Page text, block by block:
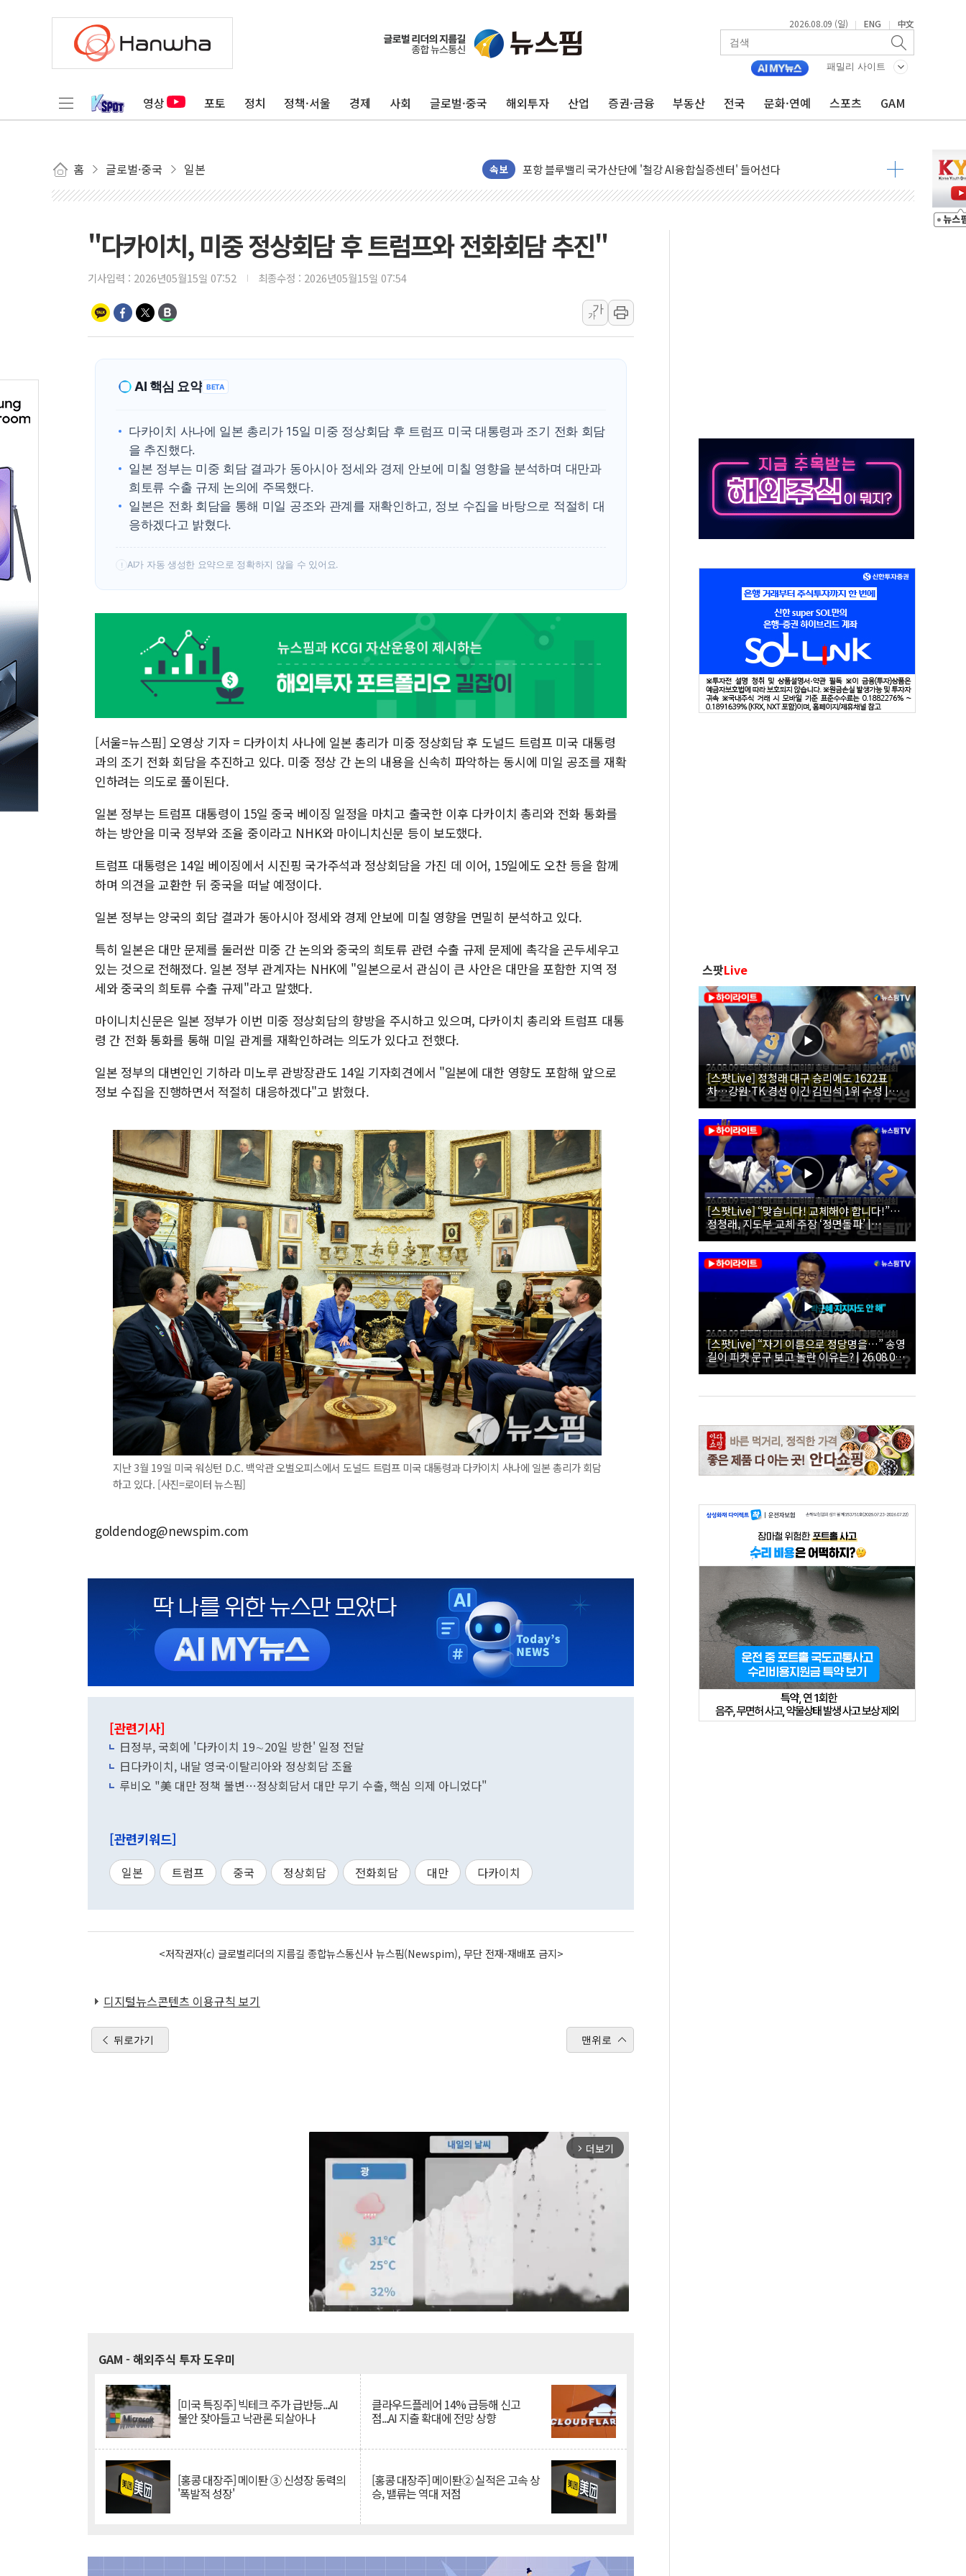
2026.08.09 (일) | ENG | 中文
패밀리 사이트
영상 포토 정치 정책·서울 경제 사회 글로벌·중국 해외투자 산업 증권·금융 부동산 전국 문화·연예 스포츠 GAM
홈 글로벌·중국 일본 속보
125mm 폭우 쏟아진 울진...'두천~하당'·'올미골교' 차량 통행 선제 제한
평택 진위면 공장서 질식사고 발생…작업자 1명 숨져
상주 낙동강 선착장 하류서 50대 숨진 채 발견...경찰, 조사 중
[종합] 김민석, 정청래에 누적 1.48%p 차 선두 유지...金 46.01% vs 鄭 44.53%
인천서 말다툼 중 어머니 살해 10대 구속…범행 후 반려견도 죽여
김민석, 강원·대구·경북 경선서 정청래에 승리…金 48.54% vs 鄭 44.40%
[속보] 민주, 경북 경선 결과 발표...김민석 47.37% 정청래 45.71% 송영길 6.92%
[속보] 민주, 대구 경선 결과 발표...정청래 47.82% 김민석 46.35% 송영길 5.83%
[속보] 민주, 강원 경선 결과 발표...김민석 50.30% 정청래 41.94% 송영길 7.76%
정재헌 CEO, SKT 장기고객 400명 맞이…"마음 잇는 시간 되길"
인천시 광복절 현수막 '태극기 거꾸로' 논란…이틀만에 철거
홈플러스發 대형마트 판매, 역대 최대폭 감소한 9.4%↓…유통업계 양극화 심화
윤준병·이해민 의원, '정부 특사'로 콜롬비아 대통령 취임식 참석
'호우·산사태 주의보' 울진 시간당 30mm 강한 비...호우 피해 없어
"다카이치, 미중 정상회담 후 트럼프와 전화회담 추진"
기사입력 : 2026년05월15일 07:52 최종수정 : 2026년05월15일 07:54
가
가
AI 핵심 요약 BETA
다카이치 사나에 일본 총리가 15일 미중 정상회담 후 트럼프 미국 대통령과 조기 전화 회담
을 추진했다.
일본 정부는 미중 회담 결과가 동아시아 정세와 경제 안보에 미칠 영향을 분석하며 대만과
희토류 수출 규제 논의에 주목했다.
일본은 전화 회담을 통해 미일 공조와 관계를 재확인하고, 정보 수집을 바탕으로 적절히 대
응하겠다고 밝혔다.
! AI가 자동 생성한 요약으로 정확하지 않을 수 있어요.
[서울=뉴스핌] 오영상 기자 = 다카이치 사나에 일본 총리가 미중 정상회담 후 도널드 트럼프 미국 대통령
과의 조기 전화 회담을 추진하고 있다. 미중 정상 간 논의 내용을 신속히 파악하는 동시에 미일 공조를 재확
인하려는 의도로 풀이된다.
일본 정부는 트럼프 대통령이 15일 중국 베이징 일정을 마치고 출국한 이후 다카이치 총리와 전화 통화를
하는 방안을 미국 정부와 조율 중이라고 NHK와 마이니치신문 등이 보도했다.
트럼프 대통령은 14일 베이징에서 시진핑 국가주석과 정상회담을 가진 데 이어, 15일에도 오찬 등을 함께
하며 의견을 교환한 뒤 중국을 떠날 예정이다.
일본 정부는 양국의 회담 결과가 동아시아 정세와 경제 안보에 미칠 영향을 면밀히 분석하고 있다.
특히 일본은 대만 문제를 둘러싼 미중 간 논의와 중국의 희토류 관련 수출 규제 문제에 촉각을 곤두세우고
있는 것으로 전해졌다. 일본 정부 관계자는 NHK에 "일본으로서 관심이 큰 사안은 대만을 포함한 지역 정
세와 중국의 희토류 수출 규제"라고 말했다.
마이니치신문은 일본 정부가 이번 미중 정상회담의 향방을 주시하고 있으며, 다카이치 총리와 트럼프 대통
령 간 전화 통화를 통해 미일 관계를 재확인하려는 의도가 있다고 전했다.
일본 정부의 대변인인 기하라 미노루 관방장관도 14일 기자회견에서 "일본에 대한 영향도 포함해 앞으로
정보 수집을 진행하면서 적절히 대응하겠다"고 밝혔다.
지난 3월 19일 미국 워싱턴 D.C. 백악관 오벌오피스에서 도널드 트럼프 미국 대통령과 다카이치 사나에 일본 총리가 회담
하고 있다. [사진=로이터 뉴스핌]
goldendog@newspim.com
[관련기사]
日정부, 국회에 '다카이치 19∼20일 방한' 일정 전달
日다카이치, 내달 영국·이탈리아와 정상회담 조율
루비오 "美 대만 정책 불변…정상회담서 대만 무기 수출, 핵심 의제 아니었다"
[관련키워드]
일본 트럼프 중국 정상회담 전화회담 대만 다카이치
<저작권자(c) 글로벌리더의 지름길 종합뉴스통신사 뉴스핌(Newspim), 무단 전재-재배포 금지>
디지털뉴스콘텐츠 이용규칙 보기
뒤로가기 맨위로
arrow_forward_ios 더보기
GAM - 해외주식 투자 도우미
[미국 특징주] 빅테크 주가 급반등...AI
불안 잦아들고 낙관론 되살아나
클라우드플레어 14% 급등해 신고
점...AI 지출 확대에 전망 상향
[홍콩 대장주] 메이퇀 ③ 신성장 동력의
'폭발적 성장'
[홍콩 대장주] 메이퇀② 실적은 고속 상
승, 밸류는 역대 저점
스팟Live
[스팟Live] 정청래 대구 승리에도 1622표
차…강원·TK 경선 이긴 김민석 1위 수성 |
26.08.09 더불어민주당 당대표·최고위원 후
보 대구·경북 합동연설회
[스팟Live] “맞습니다! 교체해야 합니다!”…
정청래, 지도부 교체 주장 ‘정면돌파’ |
26.08.09 더불어민주당 당대표·최고위원 후
보 대구·경북 합동연설회
[스팟Live] “자기 이름으로 정당명을…” 송영
길이 피켓 문구 보고 놀란 이유는? | 26.08.09
더불어민주당 당대표·최고위원 후보 대구·경